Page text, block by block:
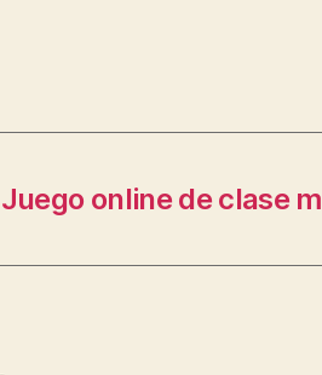
Juego online de clase